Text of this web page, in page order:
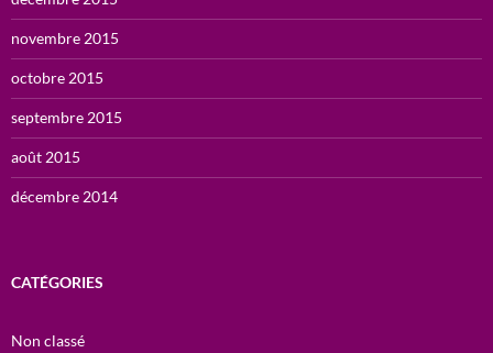
novembre 2015
octobre 2015
septembre 2015
août 2015
décembre 2014
CATÉGORIES
Non classé